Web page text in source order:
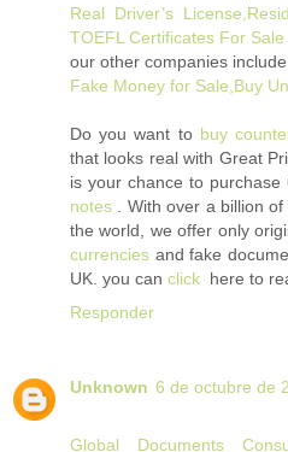
Real Driver’s
TOEFL Certificates For Sale
our other companies include
Fake Money for Sale,Buy
Do you want to buy
that looks real with Great
is your chance to purchase
notes
. With over a billion
the world, we offer only
currencies and fake
UK. you can click here to
Responder
Unknown 6 de octubre de
Global Documents